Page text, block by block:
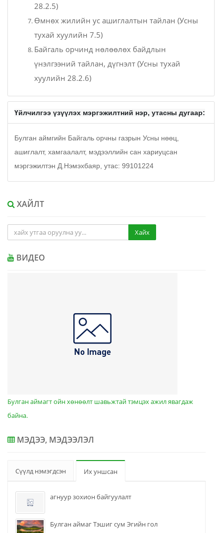
28.2.5)
Өмнөх жилийн ус ашиглалтын тайлан (Усны
тухай хуулийн 7.5)
Байгаль орчинд нөлөөлөх байдлын
үнэлгээний тайлан, дүгнэлт (Усны тухай
хуулийн 28.2.6)
Үйлчилгээ үзүүлэх мэргэжилтний нэр, утасны дугаар:
Булган аймгийн Байгаль орчны газрын Усны нөөц,
ашиглалт, хамгаалалт, мэдээллийн сан хариуцсан
мэргэжилтэн Д.Нэмэхбаяр, утас: 99101224
ХАЙЛТ
Хайх
ВИДЕО
Булган аймагт ойн хөнөөлт шавьжтай тэмцэх ажил явагдаж
байна.
МЭДЭЭ, МЭДЭЭЛЭЛ
Сүүлд нэмэгдсэн Их уншсан
агнуур зохион байгуулалт
Булган аймаг Тэшиг сум Эгийн гол